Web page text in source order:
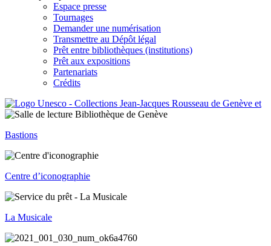
Espace presse
Tournages
Demander une numérisation
Transmettre au Dépôt légal
Prêt entre bibliothèques (institutions)
Prêt aux expositions
Partenariats
Crédits
Bastions
Centre d’iconographie
La Musicale